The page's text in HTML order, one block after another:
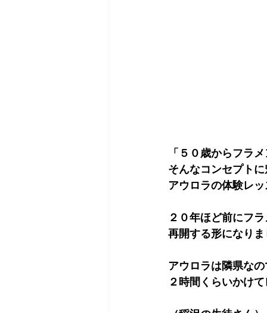
「５０歳からフラ
そんなコンセプト
アウロラの体験レッ
２０年ほど前にフ
再開する形になりま
アウロラは隣県なの
２時間くらいかけ